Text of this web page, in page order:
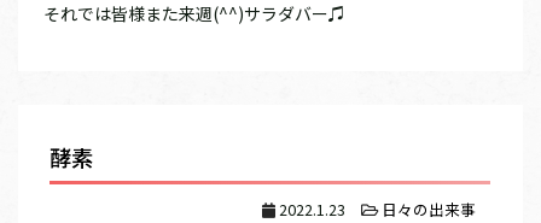
それでは皆様また来週(^^)サラダバー♫
酵素
2022.1.23 日々の出来事